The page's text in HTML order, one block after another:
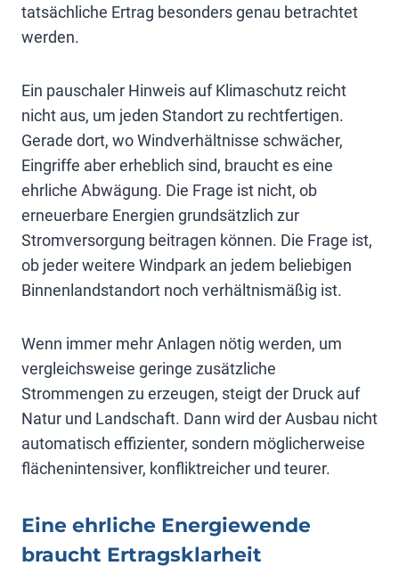
tatsächliche Ertrag besonders genau betrachtet
werden.
Ein pauschaler Hinweis auf Klimaschutz reicht
nicht aus, um jeden Standort zu rechtfertigen.
Gerade dort, wo Windverhältnisse schwächer,
Eingriffe aber erheblich sind, braucht es eine
ehrliche Abwägung. Die Frage ist nicht, ob
erneuerbare Energien grundsätzlich zur
Stromversorgung beitragen können. Die Frage ist,
ob jeder weitere Windpark an jedem beliebigen
Binnenlandstandort noch verhältnismäßig ist.
Wenn immer mehr Anlagen nötig werden, um
vergleichsweise geringe zusätzliche
Strommengen zu erzeugen, steigt der Druck auf
Natur und Landschaft. Dann wird der Ausbau nicht
automatisch effizienter, sondern möglicherweise
flächenintensiver, konfliktreicher und teurer.
Eine ehrliche Energiewende
braucht Ertragsklarheit